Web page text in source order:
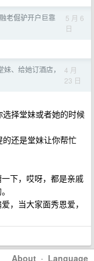
老倔驴开户巨靠
5 月 6
日
、给她订酒店，
4 月
23 日
择堂妹或者她的时候
还是堂妹让你帮忙
下，哎呀，都是亲戚
，当大家面秀恩爱，
About · Language